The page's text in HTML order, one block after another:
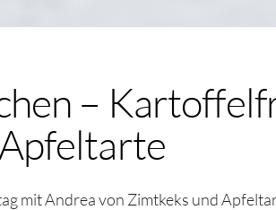
–
mit Andrea von Zimtkeks und